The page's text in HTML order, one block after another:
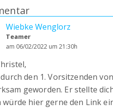
Wiebke Wenglorz
Teamer
am 06/02/2022 um 21:30h
den 1. Vorsitzenden
geworden. Er stellte
würde hier gerne den Link